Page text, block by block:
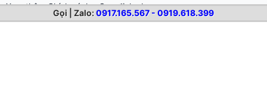
Xem thêmChính sách - Quy định chung
Gọi | Zalo:0917.165.567 - 0919.618.399